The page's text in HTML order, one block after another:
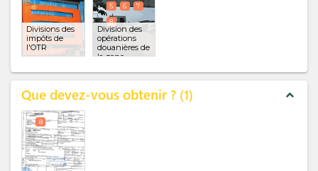
Divisions des
impôts de
l'OTR
Division des
opérations
douanières de
la zone
5
6
7
8
Que devez-vous obtenir ? 1 expand_less
8